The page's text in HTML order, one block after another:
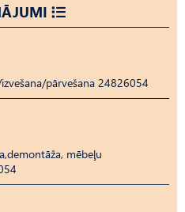
pārvešana 24826054
mēbeļu